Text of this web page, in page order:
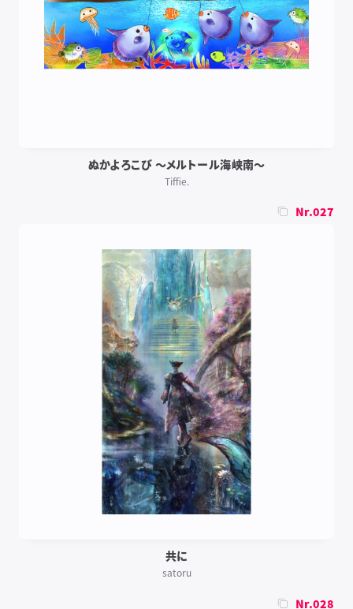
ぬかよろこび ～メルトール海峡南～
Tiffie.
Nr.027
共に
satoru
Nr.028